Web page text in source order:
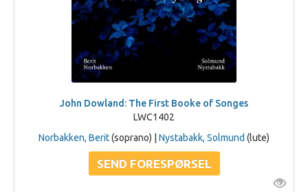
John Dowland: The First Booke of Songes
LWC1402
Norbakken, Berit(soprano) | Nystabakk, Solmund (lute)